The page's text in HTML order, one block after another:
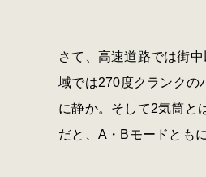
さて、高速道路では街
域では270度クランクの
に静か。そして2気筒と
だと、A・Bモードとも